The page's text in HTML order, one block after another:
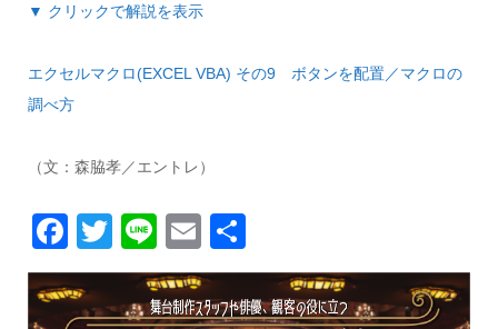
▼ クリックで解説を表示
エクセルマクロ(EXCEL VBA) その9 ボタンを配置／マクロの
調べ方
（文：森脇孝／エントレ）
Facebook
Twitter
LineEmail
有